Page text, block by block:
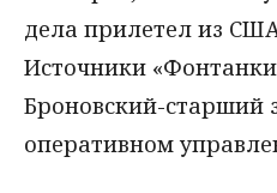
дела прилетел из
Источники
Броновский-старший
оперативном